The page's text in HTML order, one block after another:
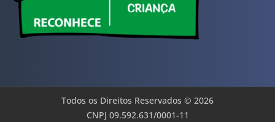
Todos os Direitos Reservados © 2026
CNPJ 09.592.631/0001-11